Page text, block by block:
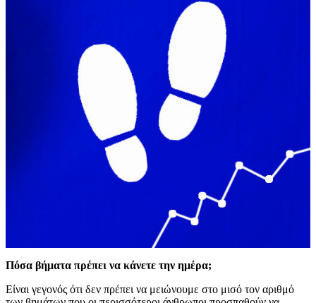
Πόσα βήματα πρέπει να κάνετε την ημέρα;
Είναι γεγονός ότι δεν πρέπει να μειώνουμε στο μισό τον αριθμό